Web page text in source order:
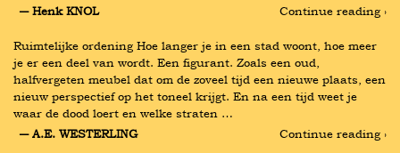
― Henk KNOL
Continue reading ›
Ruimtelijke ordening Hoe langer je in een stad woont, hoe meer
je er een deel van wordt. Een figurant. Zoals een oud,
halfvergeten meubel dat om de zoveel tijd een nieuwe plaats, een
nieuw perspectief op het toneel krijgt. En na een tijd weet je
waar de dood loert en welke straten …
― A.E. WESTERLING
Continue reading ›